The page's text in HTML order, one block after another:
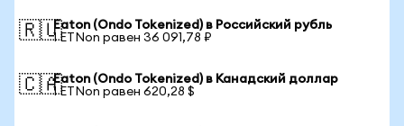
🇷🇺Eaton (Ondo Tokenized) в Российский рубль
1 ETNon равен 36 091,78 ₽
🇨🇦Eaton (Ondo Tokenized) в Канадский доллар
1 ETNon равен 620,28 $